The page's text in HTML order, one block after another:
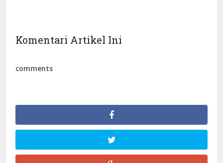
Komentari Artikel Ini
comments